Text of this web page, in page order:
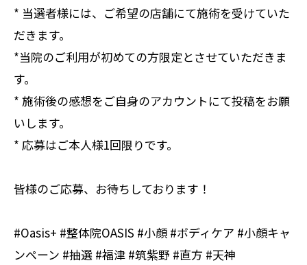
* 当選者様には、ご希望の店舗にて施術を受けていた
だきます。
*当院のご利用が初めての方限定とさせていただきま
す。
* 施術後の感想をご自身のアカウントにて投稿をお願
いします。
* 応募はご本人様1回限りです。
皆様のご応募、お待ちしております！
#Oasis+ #整体院OASIS #小顔 #ボディケア #小顔キャ
ンペーン #抽選 #福津 #筑紫野 #直方 #天神